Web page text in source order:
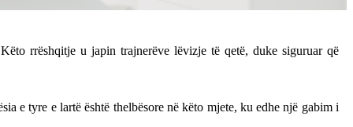
rrëshqitje u japin trajnerëve lëvizje të qetë, duke siguruar që
e tyre e lartë është thelbësore në këto mjete, ku edhe një gabim i